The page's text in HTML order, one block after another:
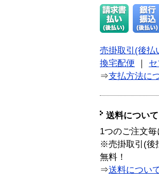
売掛取引(後払
換宅配便
⇒支払方法に
送料について
1つのご注文毎
※売掛取引(後
無料！
⇒送料につい